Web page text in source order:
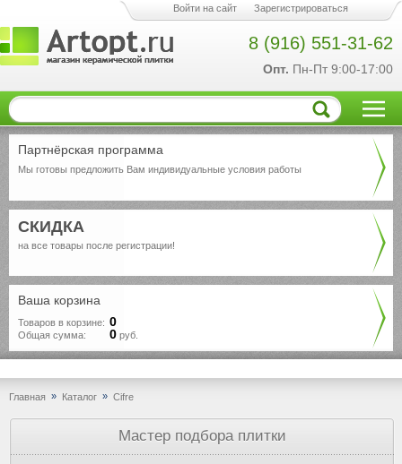
Войти на сайт Зарегистрироваться
8 (916) 551-31-62
Опт. Пн-Пт 9:00-17:00
Партнёрская программа
Мы готовы предложить Вам индивидуальные условия работы
СКИДКА
на все товары после регистрации!
Ваша корзина
Товаров в корзине: 0
Общая сумма: 0 руб.
Главная » Каталог » Cifre
Мастер подбора плитки